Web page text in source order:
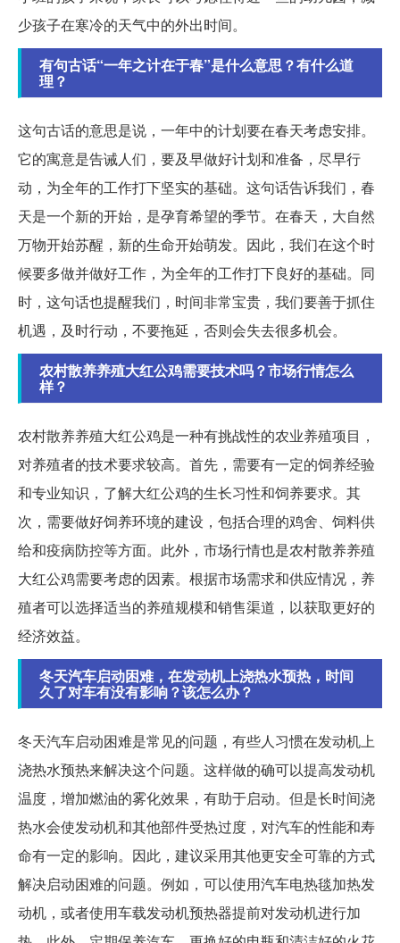
少孩子在寒冷的天气中的外出时间。
有句古话“一年之计在于春”是什么意思？有什么道
理？
这句古话的意思是说，一年中的计划要在春天考虑安排。
它的寓意是告诫人们，要及早做好计划和准备，尽早行
动，为全年的工作打下坚实的基础。这句话告诉我们，春
天是一个新的开始，是孕育希望的季节。在春天，大自然
万物开始苏醒，新的生命开始萌发。因此，我们在这个时
候要多做并做好工作，为全年的工作打下良好的基础。同
时，这句话也提醒我们，时间非常宝贵，我们要善于抓住
机遇，及时行动，不要拖延，否则会失去很多机会。
农村散养养殖大红公鸡需要技术吗？市场行情怎么
样？
农村散养养殖大红公鸡是一种有挑战性的农业养殖项目，
对养殖者的技术要求较高。首先，需要有一定的饲养经验
和专业知识，了解大红公鸡的生长习性和饲养要求。其
次，需要做好饲养环境的建设，包括合理的鸡舍、饲料供
给和疫病防控等方面。此外，市场行情也是农村散养养殖
大红公鸡需要考虑的因素。根据市场需求和供应情况，养
殖者可以选择适当的养殖规模和销售渠道，以获取更好的
经济效益。
冬天汽车启动困难，在发动机上浇热水预热，时间
久了对车有没有影响？该怎么办？
冬天汽车启动困难是常见的问题，有些人习惯在发动机上
浇热水预热来解决这个问题。这样做的确可以提高发动机
温度，增加燃油的雾化效果，有助于启动。但是长时间浇
热水会使发动机和其他部件受热过度，对汽车的性能和寿
命有一定的影响。因此，建议采用其他更安全可靠的方式
解决启动困难的问题。例如，可以使用汽车电热毯加热发
动机，或者使用车载发动机预热器提前对发动机进行加